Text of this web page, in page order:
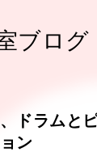
ブログ
ドラムと
ン